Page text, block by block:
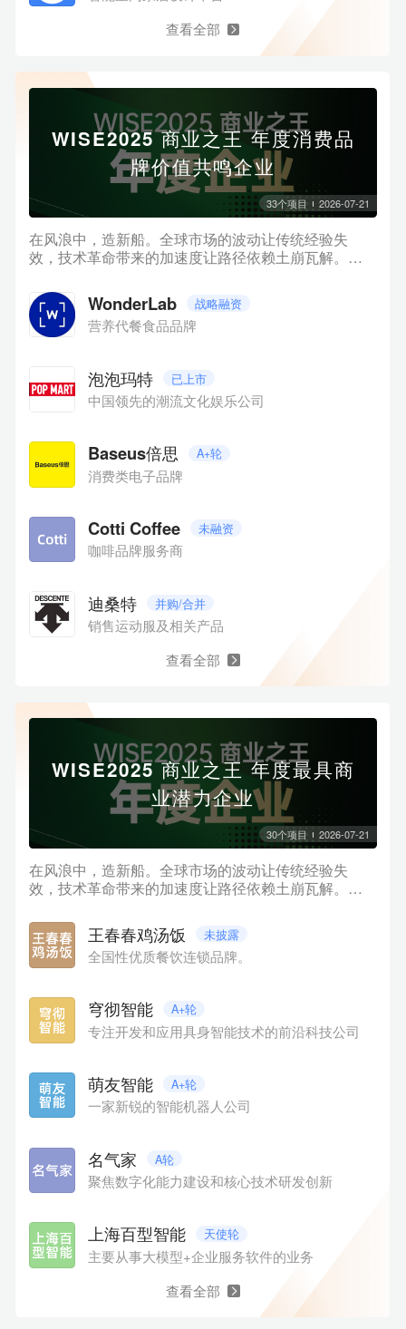
查看全部
WISE2025 商业之王 年度消费品
牌价值共鸣企业
33个项目 2026-07-21
在风浪中，造新船。全球市场的波动让传统经验失
效，技术革命带来的加速度让路径依赖土崩瓦解。商
升，但新的秩序也在悄然生成。当多数人仍在讨论风
浪有多大时，真正的航海者已经开始「造新船」。在
此背景下，36氪正式发布「WISE2025 商业之王 年度
经济、跨境服务、生态赋能、孵化支持、商业潜力等
方面表现卓越的代表性企业与平台。本项目集为名册
WonderLab 战略融资
营养代餐食品品牌
泡泡玛特 已上市
中国领先的潮流文化娱乐公司
Baseus倍思 A+轮
消费类电子品牌
Cotti Coffee 未融资
咖啡品牌服务商
迪桑特 并购/合并
销售运动服及相关产品
查看全部
WISE2025 商业之王 年度最具商
业潜力企业
30个项目 2026-07-21
在风浪中，造新船。全球市场的波动让传统经验失
效，技术革命带来的加速度让路径依赖土崩瓦解。商
升，但新的秩序也在悄然生成。当多数人仍在讨论风
浪有多大时，真正的航海者已经开始「造新船」。在
此背景下，36氪正式发布「WISE2025 商业之王 年度
在AI、数字化、先进制造、消费品牌、文化内容、低空
经济、跨境服务、生态赋能、孵化支持、商业潜力等
方面表现卓越的代表性企业与平台。本项目集为名册
王春春鸡汤饭 未披露
全国性优质餐饮连锁品牌。
穹彻智能 A+轮
专注开发和应用具身智能技术的前沿科技公司
萌友智能 A+轮
一家新锐的智能机器人公司
名气家 A轮
聚焦数字化能力建设和核心技术研发创新
上海百型智能 天使轮
主要从事大模型+企业服务软件的业务
查看全部